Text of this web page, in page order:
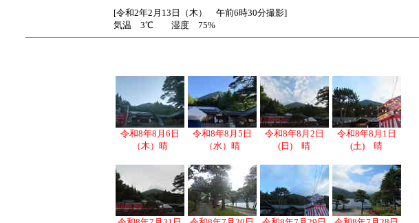
[令和2年2月13日（木） 午前6時30分撮影]
気温 3℃ 湿度 75%
令和8年8月6日
（木）晴
令和8年8月5日
（水）晴
令和8年8月2日
(日) 晴
令和8年8月1日
(土) 晴